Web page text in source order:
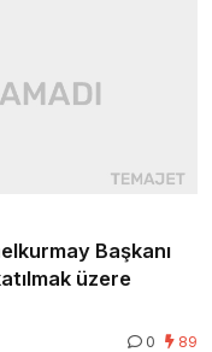
Başkanı
üzere
0 89